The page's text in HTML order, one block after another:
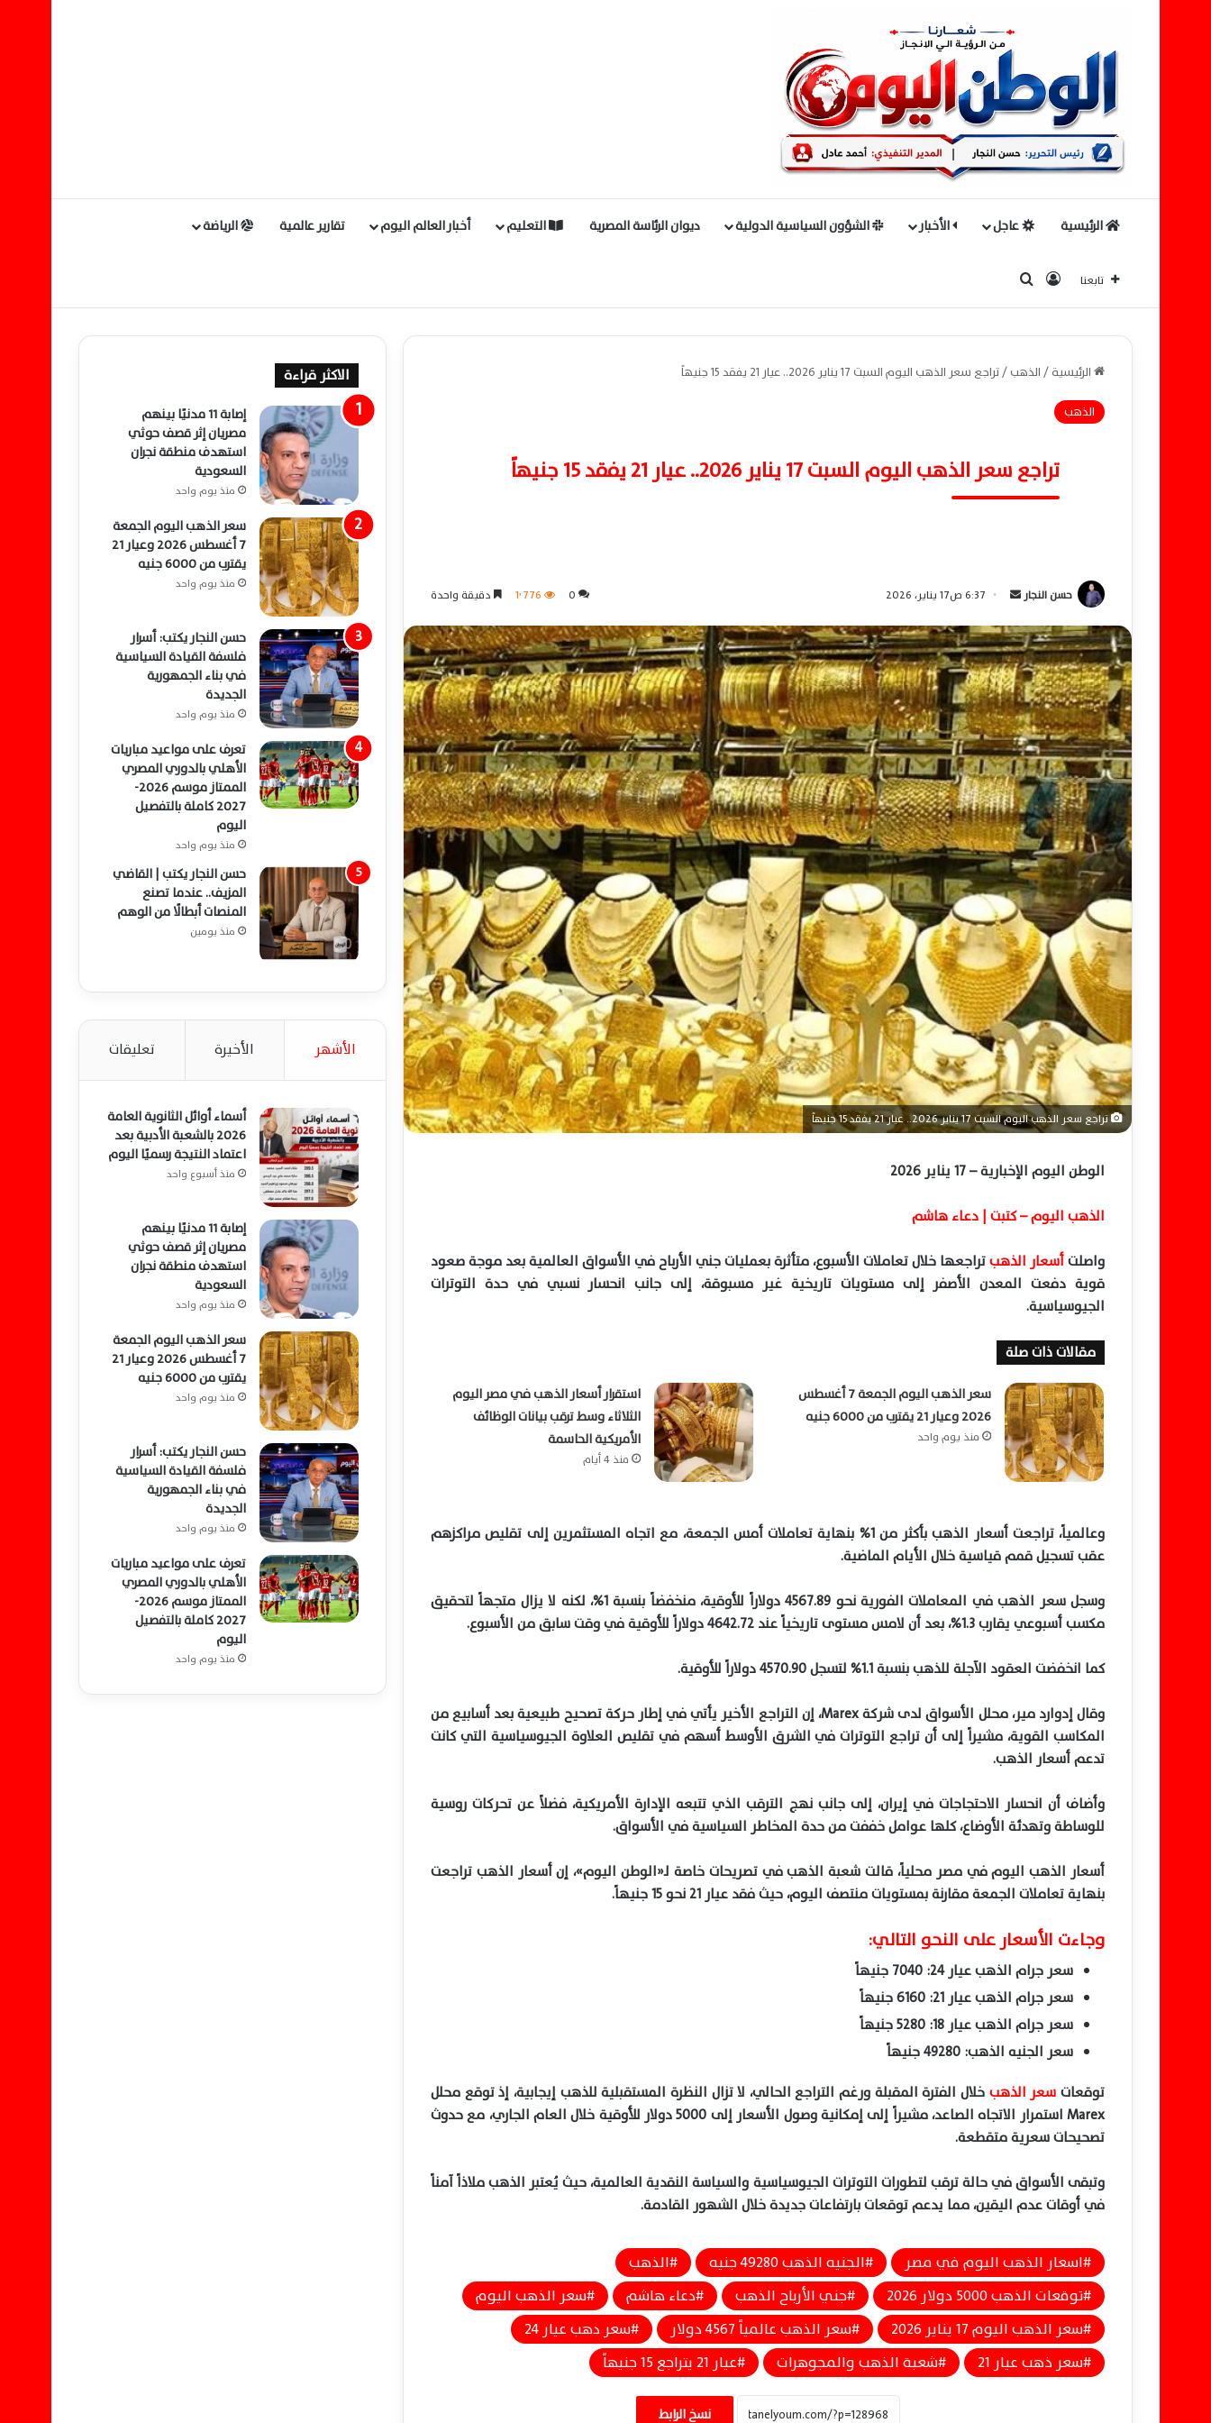
الرئيسية عاجل الأخبار الشؤون السياسية الدولية ديوان الرئاسة المصرية التعليم أخبار العالم اليوم تقارير عالمية الرياضة
تابعنا تسجيل الدخول
الرئيسية/الذهب/تراجع سعر الذهب اليوم السبت 17 يناير 2026.. عيار 21 يفقد 15 جنيهاً
الذهب
تراجع سعر الذهب اليوم السبت 17 يناير 2026.. عيار 21 يفقد 15 جنيهاً
حسن النجار
س
ل
ب
ر
ي
د
ا
إ
ل
ك
ت
ر
و
ن
ي
ا
6:37 ص17 يناير، 2026 0 1٬776 دقيقة واحدة
تراجع سعر الذهب اليوم السبت 17 يناير 2026.. عيار 21 يفقد 15 جنيهاً
الوطن اليوم الإخبارية – 17 يناير 2026
الذهب اليوم – كتبت | دعاء هاشم
واصلتأسعار الذهبتراجعها خلال تعاملات الأسبوع، متأثرة بعمليات جني الأرباح في الأسواق العالمية بعد موجة صعود
قوية دفعت المعدن الأصفر إلى مستويات تاريخية غير مسبوقة، إلى جانب انحسار نسبي في حدة التوترات
الجيوسياسية.
مقالات ذات صلة
سعر الذهب اليوم الجمعة 7 أغسطس
2026 وعيار 21 يقترب من 6000 جنيه
منذ يوم واحد
استقرار أسعار الذهب في مصر اليوم
الثلاثاء وسط ترقب بيانات الوظائف
الأمريكية الحاسمة
منذ 4 أيام
وعالمياً، تراجعت أسعار الذهب بأكثر من 1% بنهاية تعاملات أمس الجمعة، مع اتجاه المستثمرين إلى تقليص مراكزهم
عقب تسجيل قمم قياسية خلال الأيام الماضية.
وسجل سعر الذهب في المعاملات الفورية نحو 4567.89 دولاراً للأوقية، منخفضاً بنسبة 1%، لكنه لا يزال متجهاً لتحقيق
مكسب أسبوعي يقارب 1.3%، بعد أن لامس مستوى تاريخياً عند 4642.72 دولاراً للأوقية في وقت سابق من الأسبوع.
كما انخفضت العقود الآجلة للذهب بنسبة 1.1% لتسجل 4570.90 دولاراً للأوقية.
وقال إدوارد مير، محلل الأسواق لدى شركة Marex، إن التراجع الأخير يأتي في إطار حركة تصحيح طبيعية بعد أسابيع من
المكاسب القوية، مشيراً إلى أن تراجع التوترات في الشرق الأوسط أسهم في تقليص العلاوة الجيوسياسية التي كانت
تدعم أسعار الذهب.
وأضاف أن انحسار الاحتجاجات في إيران، إلى جانب نهج الترقب الذي تتبعه الإدارة الأمريكية، فضلاً عن تحركات روسية
للوساطة وتهدئة الأوضاع، كلها عوامل خففت من حدة المخاطر السياسية في الأسواق.
أسعار الذهب اليوم في مصر محلياً، قالت شعبة الذهب في تصريحات خاصة لـ«الوطن اليوم»، إن أسعار الذهب تراجعت
بنهاية تعاملات الجمعة مقارنة بمستويات منتصف اليوم، حيث فقد عيار 21 نحو 15 جنيهاً.
وجاءت الأسعار على النحو التالي:
سعر جرام الذهب عيار 24: 7040 جنيهاً
سعر جرام الذهب عيار 21: 6160 جنيهاً
سعر جرام الذهب عيار 18: 5280 جنيهاً
سعر الجنيه الذهب: 49280 جنيهاً
توقعات سعر الذهب خلال الفترة المقبلة ورغم التراجع الحالي، لا تزال النظرة المستقبلية للذهب إيجابية، إذ توقع محلل
Marex استمرار الاتجاه الصاعد، مشيراً إلى إمكانية وصول الأسعار إلى 5000 دولار للأوقية خلال العام الجاري، مع حدوث
تصحيحات سعرية متقطعة.
وتبقى الأسواق في حالة ترقب لتطورات التوترات الجيوسياسية والسياسة النقدية العالمية، حيث يُعتبر الذهب ملاذاً آمناً
في أوقات عدم اليقين، مما يدعم توقعات بارتفاعات جديدة خلال الشهور القادمة.
اسعار الذهب اليوم في مصر الجنيه الذهب 49280 جنيه
الذهب
توقعات الذهب 5000 دولار 2026
جني الأرباح الذهب دعاء هاشم
سعر الذهب اليوم
سعر الذهب اليوم 17 يناير 2026
سعر الذهب عالمياً 4567 دولار
سعر دهب عيار 24
سعر ذهب عيار 21
شعبة الذهب والمجوهرات عيار 21 يتراجع 15 جنيهاً
نسخ الرابط
وعيار 14 يسجل 4000 جنيه
الاكثر قراءة
إصابة 11 مدنيًا بينهم
مصريان إثر قصف حوثي
استهدف منطقة نجران
السعودية
منذ يوم واحد
سعر الذهب اليوم الجمعة
7 أغسطس 2026 وعيار 21
يقترب من 6000 جنيه
منذ يوم واحد
حسن النجار يكتب: أسرار
فلسفة القيادة السياسية
في بناء الجمهورية
الجديدة
منذ يوم واحد
تعرف على مواعيد مباريات
الأهلي بالدوري المصري
الممتاز موسم 2026-
2027 كاملة بالتفصيل
اليوم
منذ يوم واحد
حسن النجار يكتب | القاضي
المزيف.. عندما تصنع
المنصات أبطالًا من الوهم
منذ يومين
الأشهر الأخيرة تعليقات
أسماء أوائل الثانوية العامة
2026 بالشعبة الأدبية بعد
اعتماد النتيجة رسميًا اليوم
منذ أسبوع واحد
إصابة 11 مدنيًا بينهم
مصريان إثر قصف حوثي
استهدف منطقة نجران
السعودية
منذ يوم واحد
سعر الذهب اليوم الجمعة
7 أغسطس 2026 وعيار 21
يقترب من 6000 جنيه
منذ يوم واحد
حسن النجار يكتب: أسرار
فلسفة القيادة السياسية
في بناء الجمهورية
الجديدة
منذ يوم واحد
تعرف على مواعيد مباريات
الأهلي بالدوري المصري
الممتاز موسم 2026-
2027 كاملة بالتفصيل
اليوم
منذ يوم واحد